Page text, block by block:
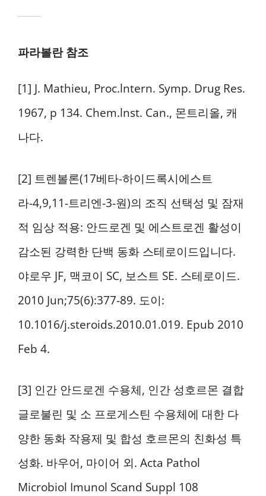
파라볼란 참조
[1] J. Mathieu, Proc.lntern. Symp. Drug Res.
1967, p 134. Chem.lnst. Can., 몬트리올, 캐
나다.
[2] 트렌볼론(17베타-하이드록시에스트
라-4,9,11-트리엔-3-원)의 조직 선택성 및 잠재
적 임상 적용: 안드로겐 및 에스트로겐 활성이
감소된 강력한 단백 동화 스테로이드입니다.
야로우 JF, 맥코이 SC, 보스트 SE. 스테로이드.
2010 Jun;75(6):377-89. 도이:
10.1016/j.steroids.2010.01.019. Epub 2010
Feb 4.
[3] 인간 안드로겐 수용체, 인간 성호르몬 결합
글로불린 및 소 프로게스틴 수용체에 대한 다
양한 동화 작용제 및 합성 호르몬의 친화성 특
성화. 바우어, 마이어 외. Acta Pathol
Microbiol Imunol Scand Suppl 108